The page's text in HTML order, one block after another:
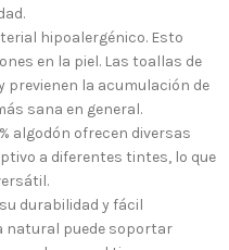
hipoalergénico. Esto
en la piel. Las toallas de
previenen la acumulación de
sana en general.
algodón ofrecen diversas
a diferentes tintes, lo que
durabilidad y fácil
natural puede soportar